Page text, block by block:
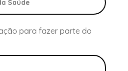
para fazer parte do